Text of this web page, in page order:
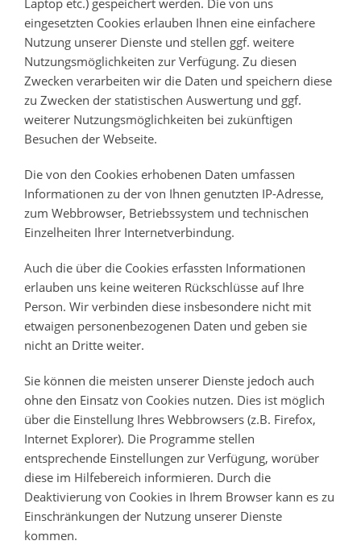
Laptop etc.) gespeichert werden. Die von uns
eingesetzten Cookies erlauben Ihnen eine einfachere
Nutzung unserer Dienste und stellen ggf. weitere
Nutzungsmöglichkeiten zur Verfügung. Zu diesen
Zwecken verarbeiten wir die Daten und speichern diese
zu Zwecken der statistischen Auswertung und ggf.
weiterer Nutzungsmöglichkeiten bei zukünftigen
Besuchen der Webseite.
Die von den Cookies erhobenen Daten umfassen
Informationen zu der von Ihnen genutzten IP-Adresse,
zum Webbrowser, Betriebssystem und technischen
Einzelheiten Ihrer Internetverbindung.
Auch die über die Cookies erfassten Informationen
erlauben uns keine weiteren Rückschlüsse auf Ihre
Person. Wir verbinden diese insbesondere nicht mit
etwaigen personenbezogenen Daten und geben sie
nicht an Dritte weiter.
Sie können die meisten unserer Dienste jedoch auch
ohne den Einsatz von Cookies nutzen. Dies ist möglich
über die Einstellung Ihres Webbrowsers (z.B. Firefox,
Internet Explorer). Die Programme stellen
entsprechende Einstellungen zur Verfügung, worüber
diese im Hilfebereich informieren. Durch die
Deaktivierung von Cookies in Ihrem Browser kann es zu
Einschränkungen der Nutzung unserer Dienste
kommen.